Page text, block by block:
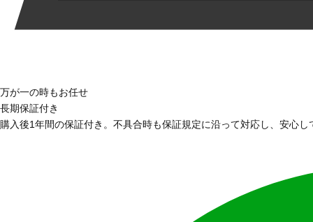
万が一の時もお任せ
長期保証付き
購入後1年間の保証付き。不具合時も保証規定に沿って対応し、安心